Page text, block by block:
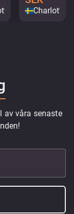
av våra senaste